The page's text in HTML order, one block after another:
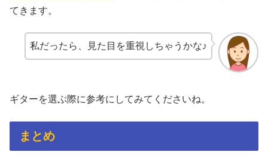
てきます。
私だったら、見た目を重視しちゃうかな♪
ギターを選ぶ際に参考にしてみてくださいね。
まとめ